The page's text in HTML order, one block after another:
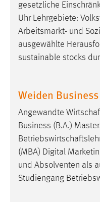
gesetzliche
Uhr Lehrgebiete:
Arbeitsmarkt- und
ausgewählte
sustainable stocks
Weiden
Angewandte
Business (B.A.)
(MBA) Digital
und Absolventen als
Studiengang
Facebook Pixel
Name:
Cookie Laufzeit:
EXTERNE
Um Inhalte von
Plattformen anzeigen